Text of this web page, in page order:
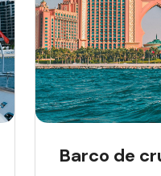
Barco de